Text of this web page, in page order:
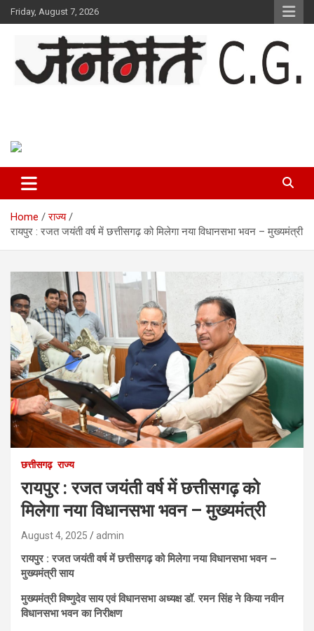
Skip
to
Friday, August 7, 2026
Home
राज्य
रायपुर : रजत जयंती वर्ष में छत्तीसगढ़ को मिलेगा नया विधानसभा भवन – मुख्यमंत्री
छत्तीसगढ़ राज्य
रायपुर : रजत जयंती वर्ष में छत्तीसगढ़ को
मिलेगा नया विधानसभा भवन – मुख्यमंत्री
August 4, 2025 admin
रायपुर : रजत जयंती वर्ष में छत्तीसगढ़ को मिलेगा नया विधानसभा भवन –
मुख्यमंत्री साय
मुख्यमंत्री विष्णुदेव साय एवं विधानसभा अध्यक्ष डॉ. रमन सिंह ने किया नवीन
विधानसभा भवन का निरीक्षण